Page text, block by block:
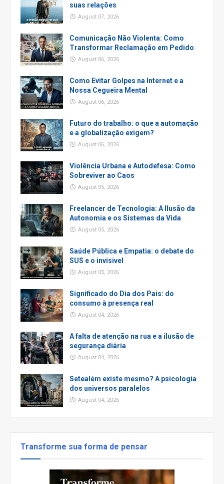
suas relações
August 07, 2026
Comunicação Não Violenta: Como
Transformar Reclamação em Pedido
August 06, 2026
Como Evitar Golpes na Internet e a
Nossa Cegueira Mental
August 06, 2026
Futuro do trabalho: o que a automação
e a globalização exigem?
August 06, 2026
Violência Urbana e Autodefesa: Como
Sobreviver ao Caos
August 05, 2026
Freelancer de Tecnologia: A Ilusão da
Autonomia e os Sistemas da Vida
August 05, 2026
Saúde Pública e Empatia: o debate do
SUS e o invisivel
August 05, 2026
Significado do Dia dos Pais: do
consumo à presença real
August 04, 2026
A falta de atenção na rua e a ilusão de
segurança diária
August 04, 2026
Setealém existe mesmo? A psicologia
dos universos paralelos
August 04, 2026
Transforme sua forma de pensar